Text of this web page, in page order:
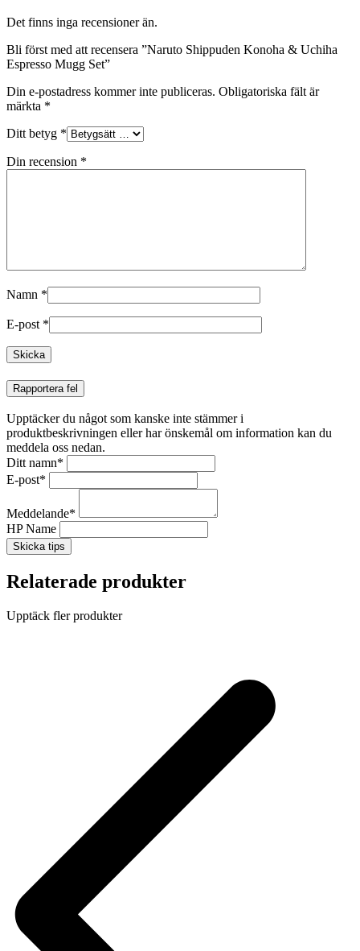
Det finns inga recensioner än.
Bli först med att recensera ”Naruto Shippuden Konoha & Uchiha
Espresso Mugg Set”
Din e-postadress kommer inte publiceras. Obligatoriska fält är
märkta *
Ditt betyg *
Din recension *
Namn *
E-post *
Rapportera fel
Upptäcker du något som kanske inte stämmer i
produktbeskrivningen eller har önskemål om information kan du
meddela oss nedan.
Ditt namn*
E-post*
Meddelande*
HP Name
Skicka tips
Relaterade produkter
Upptäck fler produkter